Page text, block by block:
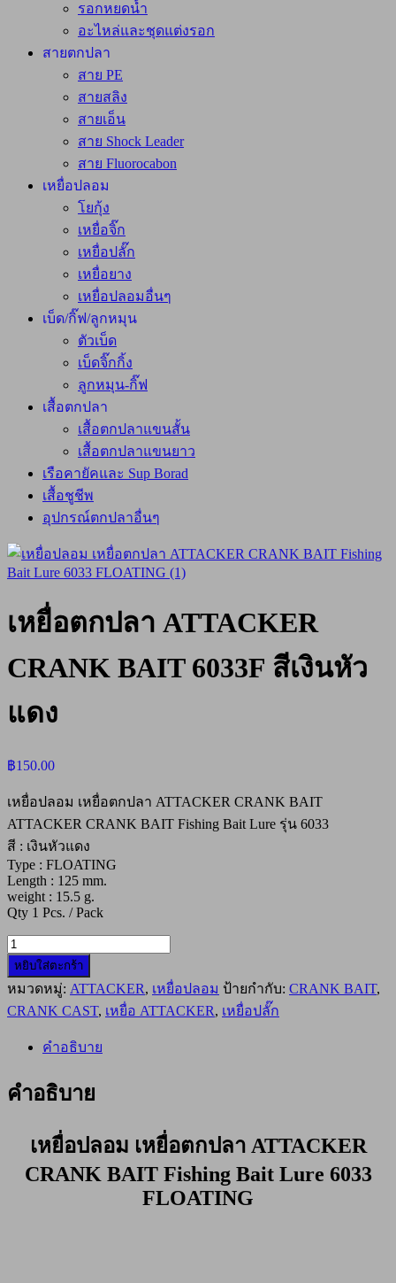
รอกหยดน้ำ
อะไหล่และชุดแต่งรอก
สายตกปลา
สาย PE
สายสลิง
สายเอ็น
สาย Shock Leader
สาย Fluorocabon
เหยื่อปลอม
โยกุ้ง
เหยื่อจิ๊ก
เหยื่อปลั๊ก
เหยื่อยาง
เหยื่อปลอมอื่นๆ
เบ็ด/กิ๊ฟ/ลูกหมุน
ตัวเบ็ด
เบ็ดจิ๊กกิ้ง
ลูกหมุน-กิ๊ฟ
เสื้อตกปลา
เสื้อตกปลาแขนสั้น
เสื้อตกปลาแขนยาว
เรือคายัคและ Sup Borad
เสื้อชูชีพ
อุปกรณ์ตกปลาอื่นๆ
เหยื่อตกปลา ATTACKER
CRANK BAIT 6033F สีเงินหัว
แดง
฿150.00
เหยื่อปลอม เหยื่อตกปลา ATTACKER CRANK BAIT
ATTACKER CRANK BAIT Fishing Bait Lure รุ่น 6033
สี : เงินหัวแดง
Type : FLOATING
Length : 125 mm.
weight : 15.5 g.
Qty 1 Pcs. / Pack
จำนวน
เหยื่อ
ตก
ปลา
CRANK
สี
แดง
หยิบใส่ตะกร้า
หมวดหมู่: ATTACKER, เหยื่อปลอม ป้ายกำกับ: CRANK BAIT,
CRANK CAST, เหยื่อ ATTACKER, เหยื่อปลั๊ก
คำอธิบาย
คำอธิบาย
เหยื่อปลอม เหยื่อตกปลา ATTACKER
CRANK BAIT Fishing Bait Lure 6033
FLOATING